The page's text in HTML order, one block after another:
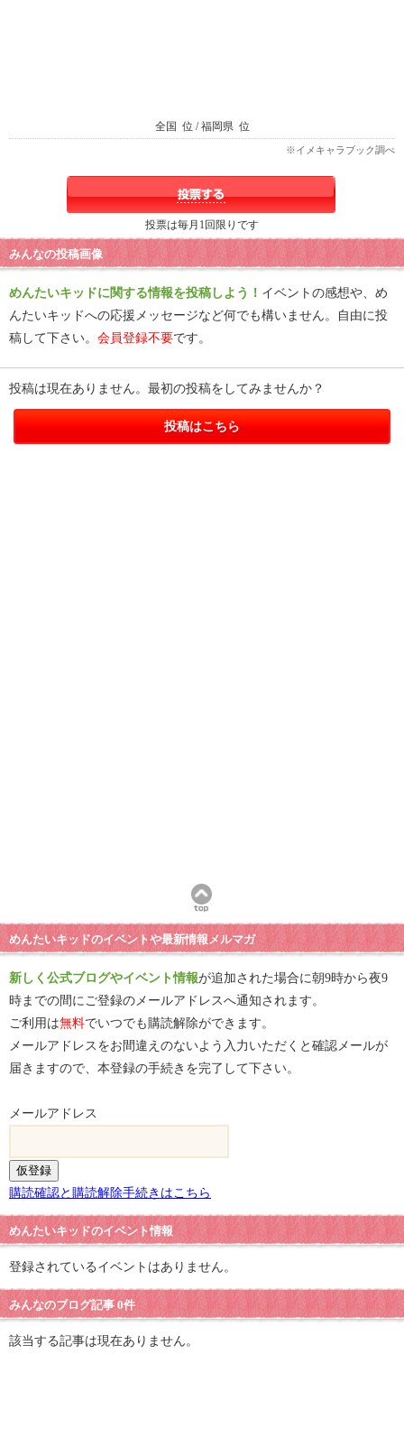
全国 位 / 福岡県 位
※イメキャラブック調べ
投票は毎月1回限りです
みんなの投稿画像
めんたいキッドに関する情報を投稿しよう！ イベントの感想や、め
んたいキッドへの応援メッセージなど何でも構いません。自由に投
稿して下さい。 会員登録不要です。
投稿は現在ありません。最初の投稿をしてみませんか？
投稿はこちら
めんたいキッドのイベントや最新情報メルマガ
新しく公式ブログやイベント情報が追加された場合に朝9時から夜9
時までの間にご登録のメールアドレスへ通知されます。
ご利用は無料でいつでも購読解除ができます。
メールアドレスをお間違えのないよう入力いただくと確認メールが
届きますので、本登録の手続きを完了して下さい。
メールアドレス
購読確認と購読解除手続きはこちら
めんたいキッドのイベント情報
登録されているイベントはありません。
みんなのブログ記事 0件
該当する記事は現在ありません。